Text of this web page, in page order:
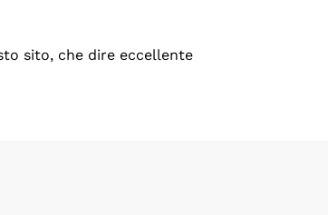
sito, che dire eccellente